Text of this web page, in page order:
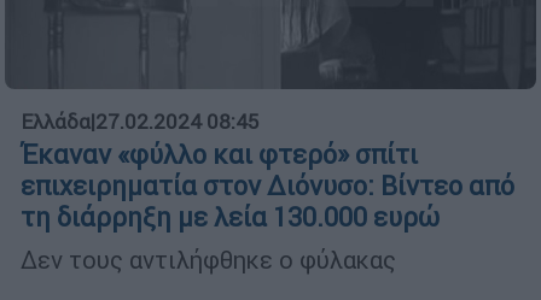
Ελλάδα|27.02.2024 08:45
Έκαναν «φύλλο και φτερό» σπίτι
επιχειρηματία στον Διόνυσο: Βίντεο από
τη διάρρηξη με λεία 130.000 ευρώ
Δεν τους αντιλήφθηκε ο φύλακας